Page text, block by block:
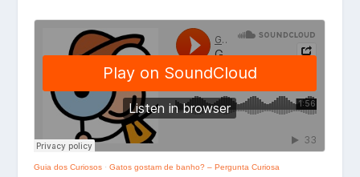
Guia dos Curiosos ·Gatos gostam de banho? – Pergunta Curiosa